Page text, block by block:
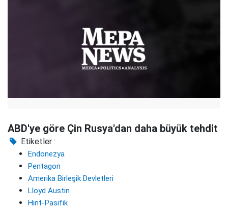
ABD'ye göre Çin Rusya'dan daha büyük tehdit
Etiketler :
Endonezya
Pentagon
Amerika Birleşik Devletleri
Lloyd Austin
Hint-Pasifik